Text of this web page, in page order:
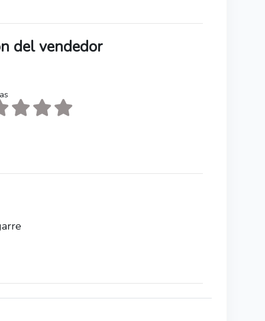
del vendedor